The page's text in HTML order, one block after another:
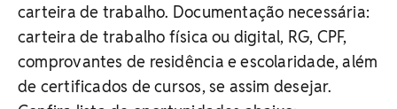
carteira de trabalho. Documentação necessária:
carteira de trabalho física ou digital, RG, CPF,
comprovantes de residência e escolaridade, além
de certificados de cursos, se assim desejar.